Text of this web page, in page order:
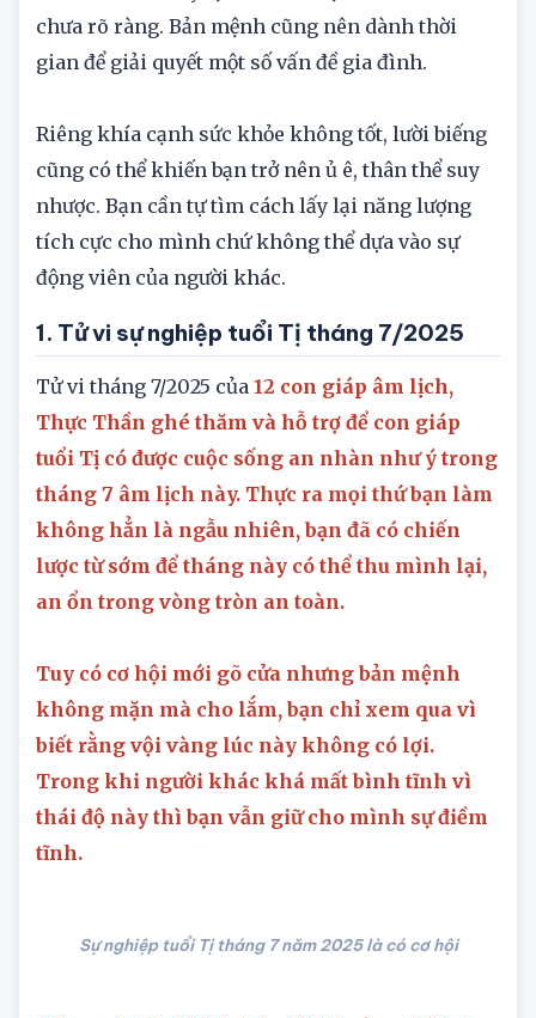
thiếu cân nhẫn, bốc đồng cảm xúc dễ nảy sinh
hiểu lầm nên hãy tạm thời lùi lại nếu cảm xúc
chưa rõ ràng. Bản mệnh cũng nên dành thời
Riêng khía cạnh sức khỏe không tốt, lười biếng
cũng có thể khiến bạn trở nên ủ ê, thân thể suy
nhược. Bạn cần tự tìm cách lấy lại năng lượng
tích cực cho mình chứ không thể dựa vào sự
động viên của người khác.
1. Tử vi sự nghiệp tuổi Tị tháng 7/2025
Tử vi tháng 7/2025 của 12 con giáp âm lịch,
Thực Thần ghé thăm và hỗ trợ để con giáp
tuổi Tị có được cuộc sống an nhàn như ý trong
tháng 7 âm lịch này. Thực ra mọi thứ bạn làm
không hẳn là ngẫu nhiên, bạn đã có chiến
lược từ sớm để tháng này có thể thu mình lại,
Tuy có cơ hội mới gõ cửa nhưng bản mệnh
không mặn mà cho lắm, bạn chỉ xem qua vì
biết rằng vội vàng lúc này không có lợi.
Trong khi người khác khá mất bình tĩnh vì
thái độ này thì bạn vẫn giữ cho mình sự điềm